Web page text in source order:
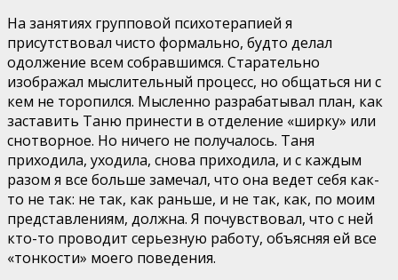
На занятиях групповой психотерапией я
присутствовал чисто формально, будто делал
одолжение всем собравшимся. Старательно
изображал мыслительный процесс, но общаться ни с
кем не торопился. Мысленно разрабатывал план, как
заставить Таню принести в отделение «ширку» или
снотворное. Но ничего не получалось. Таня
приходила, уходила, снова приходила, и с каждым
разом я все больше замечал, что она ведет себя как-
то не так: не так, как раньше, и не так, как, по моим
представлениям, должна. Я почувствовал, что с ней
кто-то проводит серьезную работу, объясняя ей все
«тонкости» моего поведения.